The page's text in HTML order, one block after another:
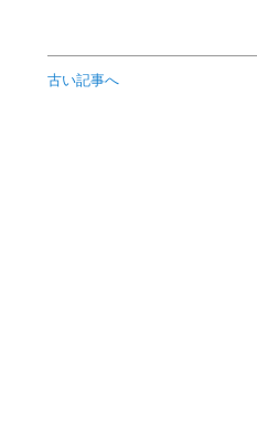
古い記事へ